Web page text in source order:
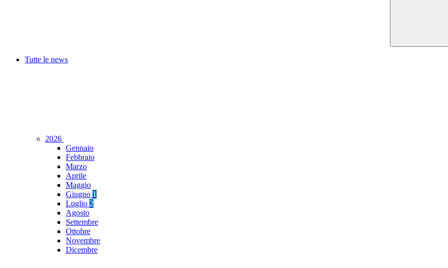
Tutte le news
2026
Gennaio
Febbraio
Marzo
Aprile
Maggio
Giugno 1
Luglio 2
Agosto
Settembre
Ottobre
Novembre
Dicembre